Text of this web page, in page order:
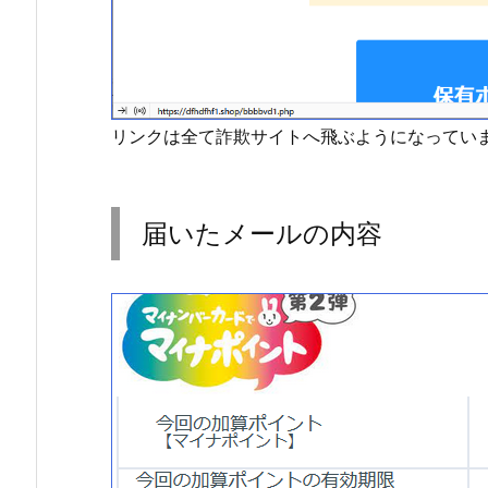
リンクは全て詐欺サイトへ飛ぶようになってい
届いたメールの内容